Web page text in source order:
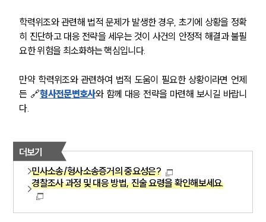
학력위조와 관련해 법적 문제가 발생한 경우, 초기에 상황을 정확
히 진단하고 대응 전략을 세우는 것이 사건의 안정적 해결과 불필
요한 위험을 최소화하는 핵심입니다.
만약 학력위조와 관련하여 법적 도움이 필요한 상황이라면 언제
든 🔗형사전문변호사와 함께 대응 전략을 마련해 보시길 바랍니
다.
더보기
민사소송/형사소송증거의 중요성은?
경찰조사 과정 및 대응 방법, 진술 요령을 확인해보세요.